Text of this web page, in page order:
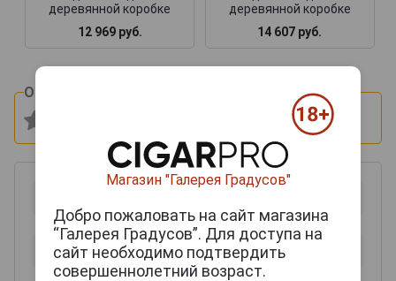
деревянной коробке
12 969 руб.
деревянной коробке
14 607 руб.
Оцените и напишите отзыв:
Магазин "Галерея Градусов"
Добро пожаловать на сайт магазина
“Галерея Градусов”. Для доступа на
сайт необходимо подтвердить
совершеннолетний возраст.